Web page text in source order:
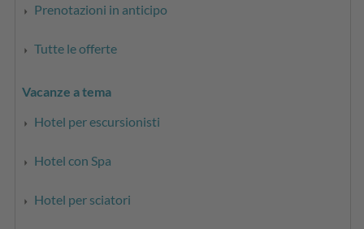
Prenotazioni in anticipo
Tutte le offerte
Vacanze a tema
Hotel per escursionisti
Hotel con Spa
Hotel per sciatori